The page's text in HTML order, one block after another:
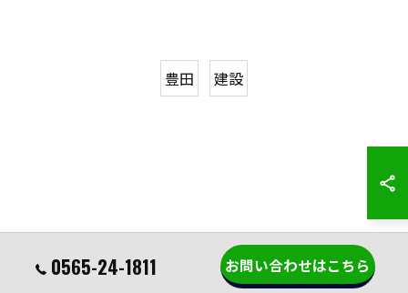
豊田 建設
0565-24-1811 お問い合わせはこちら